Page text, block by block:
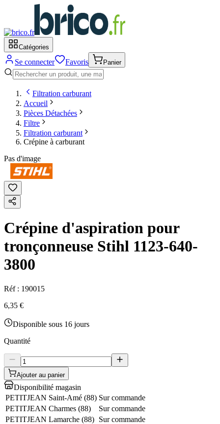
Catégories
Se connecter Favoris Panier
Filtration carburant
Accueil
Pièces Détachées
Filtre
Filtration carburant
Crépine à carburant
Pas d'image
Crépine d'aspiration pour
tronçonneuse Stihl 1123-640-
3800
Réf : 190015
6,35 €
Disponible sous 16 jours
Quantité
Ajouter au panier
Disponibilité magasin
PETITJEAN Saint-Amé (88) Sur commande
PETITJEAN Charmes (88)
Sur commande
PETITJEAN Lamarche (88) Sur commande